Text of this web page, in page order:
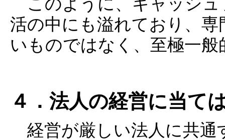
活の中にも溢れており、
いものではなく、至極一
４．法人の経営に当て
経営が厳しい法人に共通